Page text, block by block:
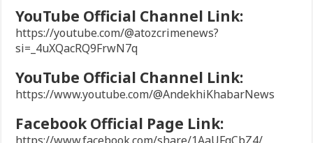
YouTube Official Channel Link:
https://youtube.com/@atozcrimenews?
si=_4uXQacRQ9FrwN7q
YouTube Official Channel Link:
https://www.youtube.com/@AndekhiKhabarNews
Facebook Official Page Link: